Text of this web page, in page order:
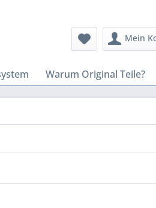
Mein
Warum Original Teile?